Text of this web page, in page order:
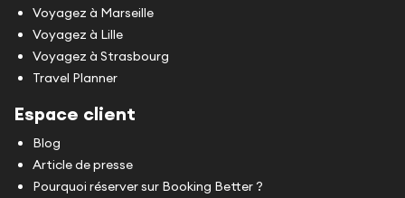
Voyagez à Marseille
Voyagez à Lille
Voyagez à Strasbourg
Travel Planner
Espace client
Blog
Article de presse
Pourquoi réserver sur Booking Better ?